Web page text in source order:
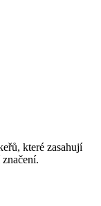
které zasahují